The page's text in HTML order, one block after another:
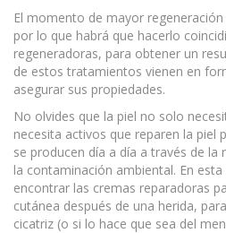
El momento de mayor
por lo que habrá que hacerlo
regeneradoras, para obtener un
de estos tratamientos vienen en
asegurar sus propiedades.
No olvides que la piel no solo
necesita activos que reparen la piel
se producen día a día a través de la
la contaminación ambiental. En
encontrar las cremas reparadoras
cutánea después de una herida,
cicatriz (o si lo hace que sea del